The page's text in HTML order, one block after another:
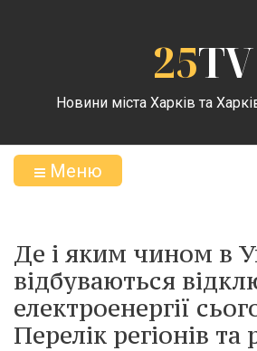
25TV
Новини міста Харків та
Меню
Де і яким чином в
відбуваються
електроенергії
Перелік регіонів та